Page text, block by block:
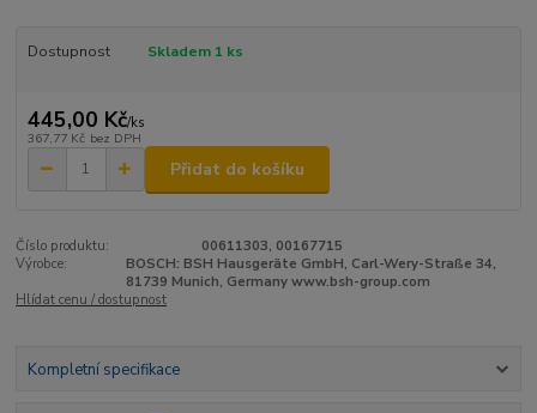
Dostupnost Skladem 1 ks
445,00 Kč/ks
367,77 Kč bez DPH
Přidat do košíku
Číslo produktu:
00611303, 00167715
Výrobce:
BOSCH: BSH Hausgeräte GmbH, Carl-Wery-Straße 34,
81739 Munich, Germany www.bsh-group.com
Hlídat cenu / dostupnost
Kompletní specifikace